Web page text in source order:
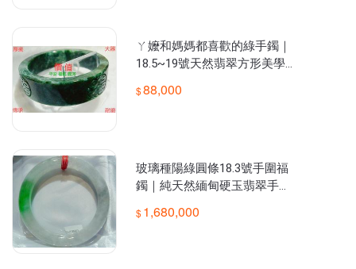
ㄚ嬤和媽媽都喜歡的綠手鐲｜
18.5~19號天然翡翠方形美學
禮品｜獨一無二｜傳承福氣精
88,000
玻璃種陽綠圓條18.3號手圍福
鐲｜純天然緬甸硬玉翡翠手鐲
驗室寶石鑒定書）棍鐲｜老坑
1,680,000